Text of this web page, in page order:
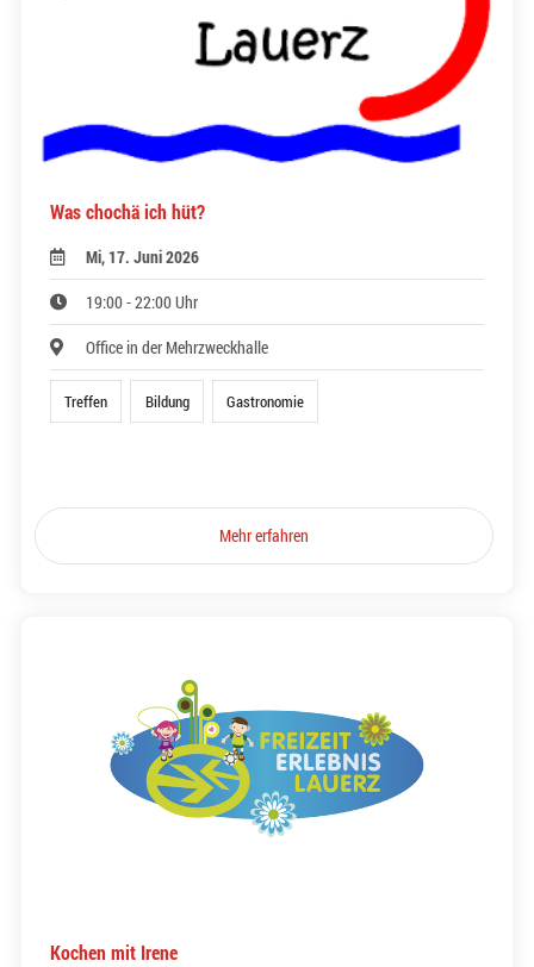
Was chochä ich hüt?
Mi, 17. Juni 2026
19:00 - 22:00 Uhr
Office in der Mehrzweckhalle
Treffen Bildung Gastronomie
Mehr erfahren
Kochen mit Irene